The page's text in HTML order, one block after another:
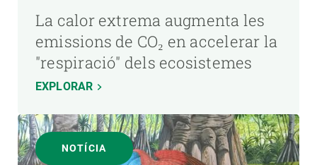
La calor extrema augmenta les
emissions de CO₂ en accelerar la
"respiració" dels ecosistemes
EXPLORAR
NOTÍCIA